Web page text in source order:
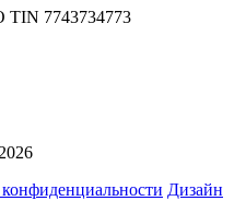
7743734773
Дизайн